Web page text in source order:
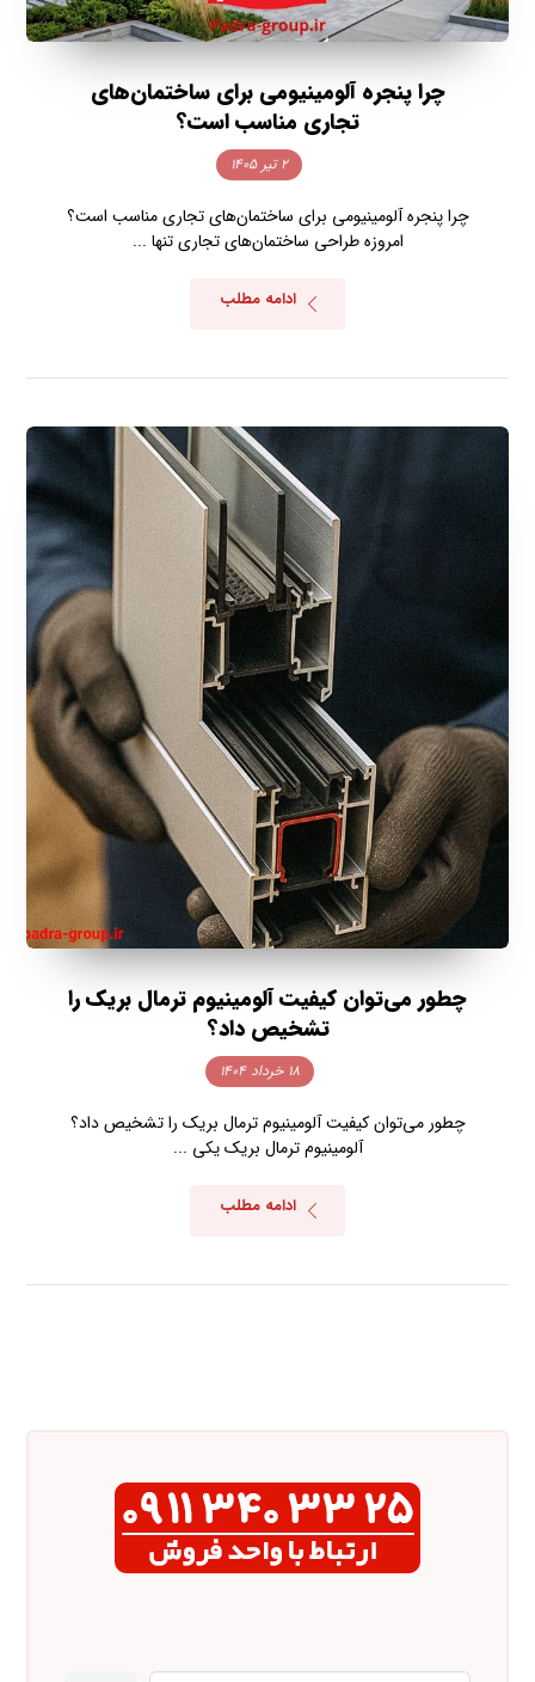
چرا پنجره آلومینیومی برای ساختمان‌های
تجاری مناسب است؟
۲ تیر ۱۴۰۵
چرا پنجره آلومینیومی برای ساختمان‌های تجاری مناسب است؟
امروزه طراحی ساختمان‌های تجاری تنها ...
ادامه مطلب
چطور می‌توان کیفیت آلومینیوم ترمال بریک را
تشخیص داد؟
۱۸ خرداد ۱۴۰۴
چطور می‌توان کیفیت آلومینیوم ترمال بریک را تشخیص داد؟
آلومینیوم ترمال بریک یکی ...
ادامه مطلب